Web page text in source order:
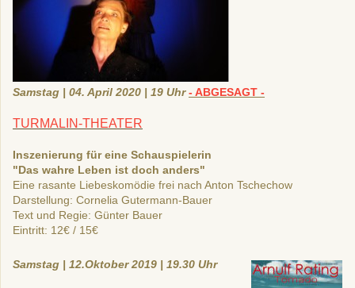
Samstag | 04. April 2020 | 19 Uhr - ABGESAGT -
TURMALIN-THEATER
Inszenierung für eine Schauspielerin
"Das wahre Leben ist doch anders"
Eine rasante Liebeskomödie frei nach Anton Tschechow
Darstellung: Cornelia Gutermann-Bauer
Text und Regie: Günter Bauer
Eintritt: 12€ / 15€
Samstag | 12.Oktober 2019 | 19.30 Uhr